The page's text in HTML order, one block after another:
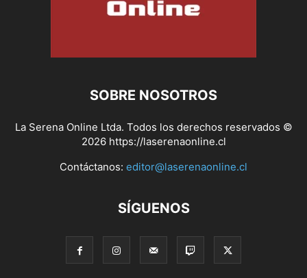
SOBRE NOSOTROS
La Serena Online Ltda. Todos los derechos reservados ©
2026 https://laserenaonline.cl
Contáctanos: editor@laserenaonline.cl
SÍGUENOS